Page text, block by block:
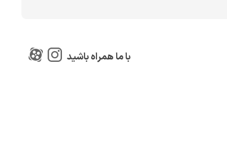
با ما همراه باشید